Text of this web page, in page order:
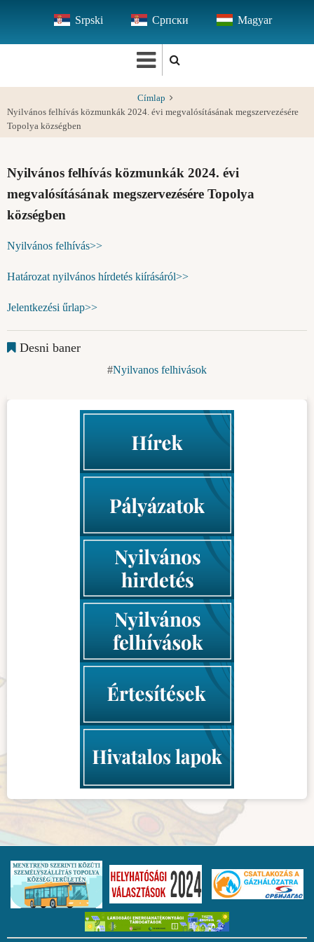
tartalomra
Srpski Српски Magyar
Címlap
Nyilvános felhívás közmunkák 2024. évi megvalósításának megszervezésére
Topolya községben
Nyilvános felhívás közmunkák 2024. évi
megvalósításának megszervezésére Topolya
községben
Nyilvános felhívás>>
Határozat nyilvános hírdetés kiírásáról>>
Jelentkezési űrlap>>
Desni baner
Nyilvanos felhivások